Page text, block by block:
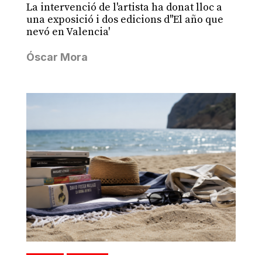
La intervenció de l'artista ha donat lloc a
una exposició i dos edicions d''El año que
nevó en Valencia'
Óscar Mora